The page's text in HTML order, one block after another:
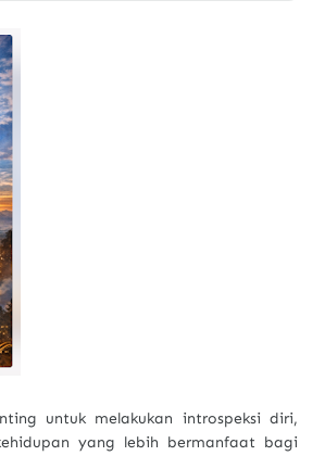
untuk melakukan introspeksi diri,
yang lebih bermanfaat bagi